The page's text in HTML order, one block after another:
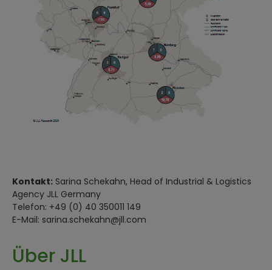
Kontakt: Sarina Schekahn, Head of Industrial & Logistics
Agency JLL Germany
Telefon: +49 (0) 40 350011 149
E-Mail: sarina.schekahn@jll.com
Über JLL